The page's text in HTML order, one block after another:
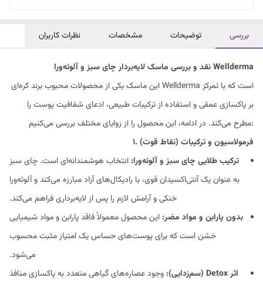
بررسی توضیحات مشخصات نظرات کاربران
نقد و بررسی ماسک لایه‌بردار چای سبز و آلوئه‌ورا Wellderma
این ماسک یکی از محصولات محبوب برند کره‌ای Wellderma است که با تمرکز
بر پاکسازی عمقی و استفاده از ترکیبات طبیعی، ادعای شفافیت پوست را
مطرح می‌کند. در ادامه، این محصول را از زوایای مختلف بررسی می‌کنیم:
۱. فرمولاسیون و ترکیبات (نقاط قوت)
ترکیب طلایی چای سبز و آلوئه‌ورا: انتخاب هوشمندانه‌ای است. چای سبز
به عنوان یک آنتی‌اکسیدان قوی، با رادیکال‌های آزاد مبارزه می‌کند و آلوئه‌ورا
خنکی و آرامش لازم را پس از لایه‌برداری فراهم می‌کند.
بدون پارابن و مواد مضر: این محصول معمولاً فاقد پارابن و مواد شیمیایی
خشن است که برای پوست‌های حساس یک امتیاز مثبت محسوب
می‌شود.
اثر Detox (سم‌زدایی):
وجود عصاره‌های گیاهی متعدد به پاکسازی منافذ